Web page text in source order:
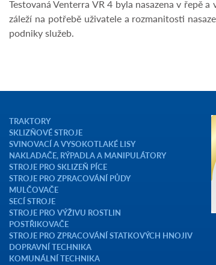
Testovaná Venterra VR 4 byla nasazena v řepě
záleží na potřebě uživatele a rozmanitosti
podniky služeb.
TRAKTORY
SKLIZŇOVÉ STROJE
SVINOVACÍ A VYSOKOTLAKÉ LISY
NAKLADAČE, RÝPADLA A MANIPULÁTORY
STROJE PRO SKLIZEŇ PÍCE
STROJE PRO ZPRACOVÁNÍ PŮDY
MULČOVAČE
SECÍ STROJE
STROJE PRO VÝŽIVU ROSTLIN
POSTŘIKOVAČE
STROJE PRO ZPRACOVÁNÍ STATKOVÝCH HNOJIV
DOPRAVNÍ TECHNIKA
KOMUNÁLNÍ TECHNIKA